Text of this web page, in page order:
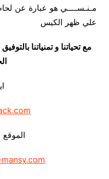
مـنـســــي هو عبارة عن
علي ظهر الكيس
مع تحياتنا و تمنياتنا
الموقع